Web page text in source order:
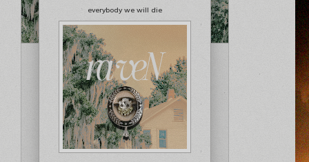
everybody we will die